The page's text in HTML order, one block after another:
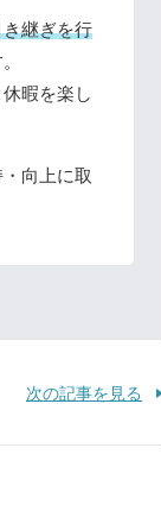
継ぎを行
暇を楽し
向上に取
次の記事を見る